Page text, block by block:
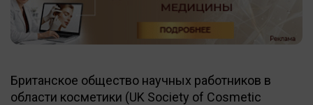
Британское общество научных работников в
области косметики (UK Society of Cosmetic